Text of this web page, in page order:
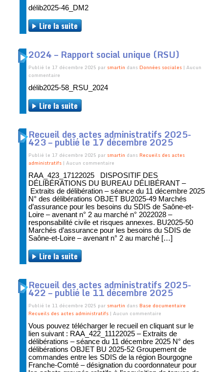
délib2025-46_DM2
Lire la suite
2024 – Rapport social unique (RSU)
Publié le 17 décembre 2025 par smartin dans Données sociales | Aucun
commentaire
délib2025-58_RSU_2024
Lire la suite
Recueil des actes administratifs 2025-
423 – publié le 17 décembre 2025
Publié le 17 décembre 2025 par smartin dans Recueils des actes
administratifs | Aucun commentaire
RAA_423_17122025 DISPOSITIF DES
DÉLIBÉRATIONS DU BUREAU DÉLIBÉRANT –
Extraits de délibération – séance du 11 décembre 2025
N° des délibérations OBJET BU2025-49 Marchés
d’assurance pour les besoins du SDIS de Saône-et-
Loire – avenant n° 2 au marché n° 2022028 –
responsabilité civile et risques annexes. BU2025-50
Marchés d’assurance pour les besoins du SDIS de
Saône-et-Loire – avenant n° 2 au marché […]
Lire la suite
Recueil des actes administratifs 2025-
422 – publié le 11 décembre 2025
Publié le 11 décembre 2025 par smartin dans Base documentaire
Recueils des actes administratifs | Aucun commentaire
Vous pouvez télécharger le recueil en cliquant sur le
lien suivant : RAA_422_11122025 – Extraits de
délibérations – séance du 11 décembre 2025 N° des
délibérations OBJET BU 2025-52 Groupement de
commandes entre les SDIS de la région Bourgogne
Franche-Comté – désignation du coordonnateur pour